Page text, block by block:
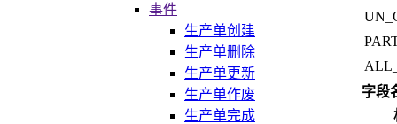
事件
生产单创建
生产单删除
生产单更新
生产单作废
生产单完成
字段